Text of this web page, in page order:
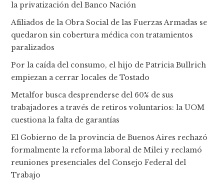
la privatización del Banco Nación
Afiliados de la Obra Social de las Fuerzas Armadas se
quedaron sin cobertura médica con tratamientos
paralizados
Por la caída del consumo, el hijo de Patricia Bullrich
empiezan a cerrar locales de Tostado
Metalfor busca desprenderse del 60% de sus
trabajadores a través de retiros voluntarios: la UOM
cuestiona la falta de garantías
El Gobierno de la provincia de Buenos Aires rechazó
formalmente la reforma laboral de Milei y reclamó
reuniones presenciales del Consejo Federal del
Trabajo